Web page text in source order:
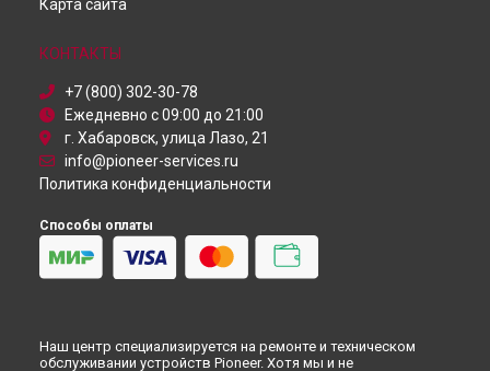
Ремонт микшерного пульта DJM-350 Pioneer в
Ремонт микшерного пульта DJM-350 Pioneer в
Карта сайта
КОНТАКТЫ
+7 (800) 302-30-78
Ежедневно с 09:00 до 21:00
г. Хабаровск, улица Лазо, 21
info@pioneer-services.ru
Политика конфиденциальности
Способы оплаты
Наш центр специализируется на ремонте и техническом
обслуживании устройств Pioneer. Хотя мы и не